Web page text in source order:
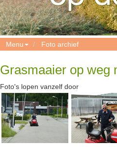
Menu Foto archief
Grasmaaier op weg
Foto's lopen vanzelf door